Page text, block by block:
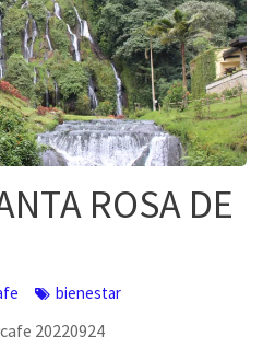
ROSA DE
bienestar
20220924